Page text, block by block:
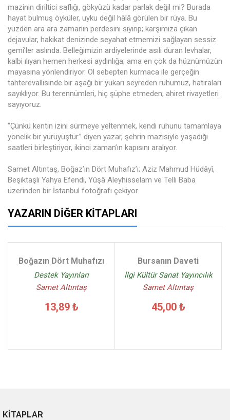
mazinin diriltici saflığı, gökyüzü kadar parlak değil mi? Burada
hayat bulmuş öyküler, uyku değil hâlâ görülen bir rüya. Bu
yüzden ara ara zamanın perdesini sıyırıp; karşımıza çıkan
dejavular, hakikat denizinde seyahat etmemizi sağlayan sessiz
gemi’ler aslında. Belleğimizin ardiyelerinde asılı duran levhalar,
kalbi ılıyan hemen herkesi aydınlığa; ama en çok da hüznümüzün
mayasına yönlendiriyor. Ol sebepten kurmaca ile gerçeğin
tahterevallisinde bir aşağı bir yukarı seyreden ruhumuz, hatıraları
sayıklıyor. Bu terennümleri, hiç şüphe etmeden; ahiret rivayetleri
sayıyoruz.
“Çünkü kentin izini sürmeye yeltenmek, kendi ruhunu tamamlaya
yönelik bir yürüyüştür.” diyen yazar, şehrin mazisiyle yaşadığı
saatleri birleştiriyor, ikinci zaman’ın kapısını aralıyor.
Samet Altıntaş, Boğaz’ın Dört Muhafız’ı; Aziz Mahmud Hüdâyî,
Beşiktaşlı Yahya Efendi, Yûşâ Aleyhisselam ve Telli Baba
üzerinden bir İstanbul fotoğrafı çekiyor.
YAZARIN DIĞER KITAPLARI
Boğazın Dört Muhafızı
Destek Yayınları
Samet Altıntaş
13,89 ₺
Bursanın Daveti
İlgi Kültür Sanat Yayıncılık
Samet Altıntaş
45,00 ₺
KİTAPLAR